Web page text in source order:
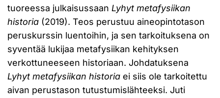
tuoreessa julkaisussaan Lyhyt metafysiikan
historia (2019). Teos perustuu aineopintotason
peruskurssin luentoihin, ja sen tarkoituksena on
syventää lukijaa metafysiikan kehityksen
verkottuneeseen historiaan. Johdatuksena
Lyhyt metafysiikan historia ei siis ole tarkoitettu
aivan perustason tutustumislähteeksi. Juti